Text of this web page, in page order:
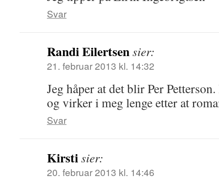
Svar
Randi Eilertsensier:
21. februar 2013 kl. 14:32
Jeg håper at det blir Per
og virker i meg lenge etter at
Svar
Kirstisier:
20. februar 2013 kl. 14:46